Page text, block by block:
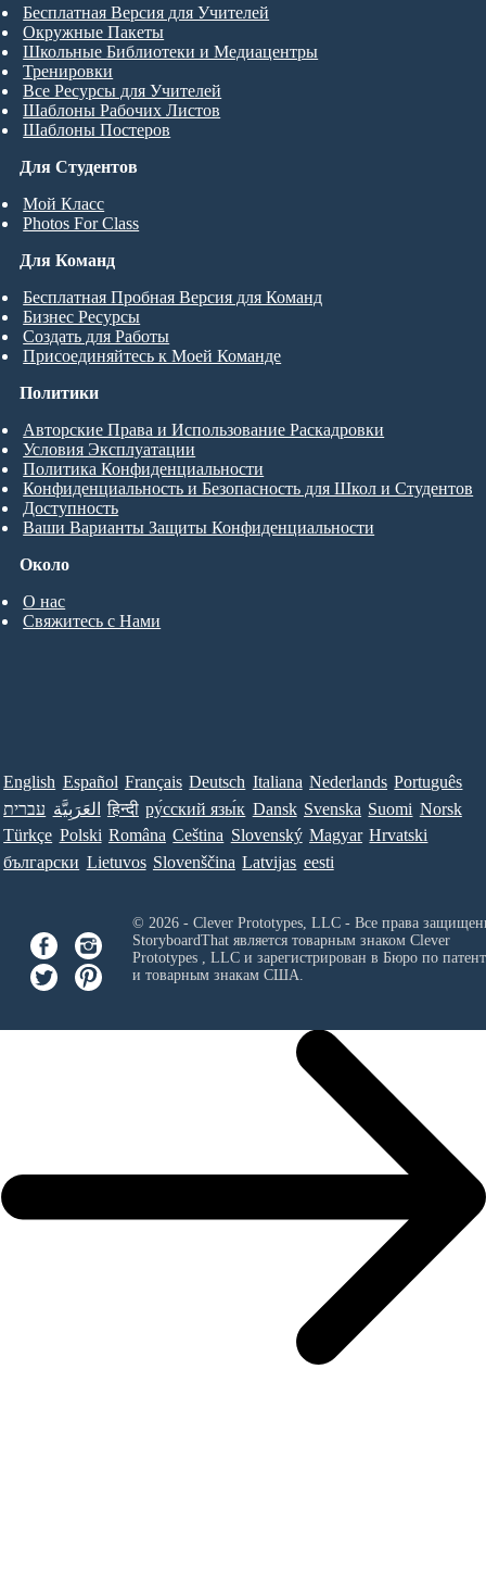
Для Студентов
Мой Класс
Photos For Class
Бесплатная Версия для Учителей
Окружные Пакеты
Школьные Библиотеки и Медиацентры
Тренировки
Все Ресурсы для Учителей
Шаблоны Рабочих Листов
Шаблоны Постеров
Для Команд
Бесплатная Пробная Версия для Команд
Бизнес Ресурсы
Создать для Работы
Присоединяйтесь к Моей Команде
Около
О нас
Свяжитесь с Нами
Политики
Авторские Права и Использование Раскадровки
Условия Эксплуатации
Политика Конфиденциальности
Конфиденциальность и Безопасность для Школ и Студентов
Доступность
Ваши Варианты Защиты Конфиденциальности
English Español Français Deutsch Italiana Nederlands Português
עברית العَرَبِيَّة हिन्दी ру́сский язы́к Dansk Svenska Suomi Norsk
Türkçe Polski Româna Ceština Slovenský Magyar Hrvatski
български Lietuvos Slovenščina Latvijas eesti
© 2026 - Clever Prototypes, LLC - Все права
StoryboardThat является товарным знаком Clever
Prototypes , LLCи зарегистрирован в Бюро по
и товарным знакам США.